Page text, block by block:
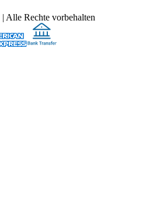
Alle Rechte vorbehalten